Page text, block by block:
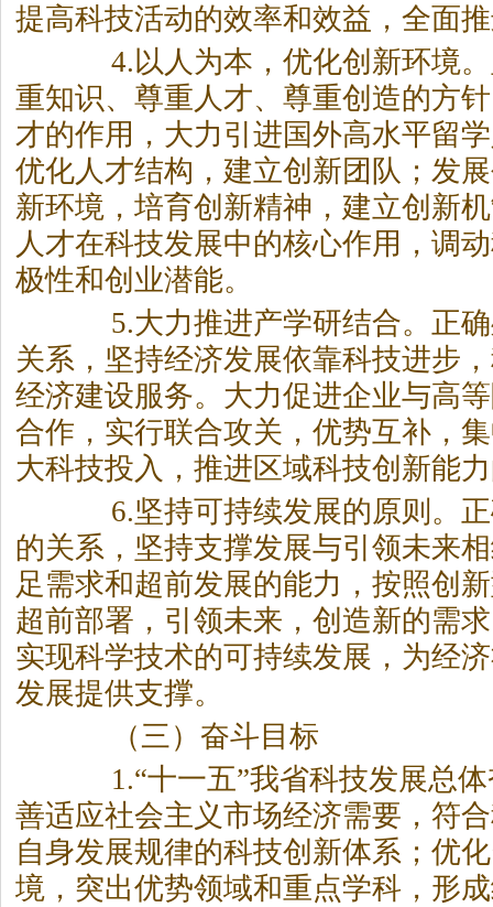
提高科技活动的效率和效益，全面
4.以人为本，优化创新环境。
重知识、尊重人才、尊重创造的方
才的作用，大力引进国外高水平留
优化人才结构，建立创新团队；发
新环境，培育创新精神，建立创新
人才在科技发展中的核心作用，调
极性和创业潜能。
5.大力推进产学研结合。正确
关系，坚持经济发展依靠科技进步
经济建设服务。大力促进企业与高
合作，实行联合攻关，优势互补，
大科技投入，推进区域科技创新能
6.坚持可持续发展的原则。正
的关系，坚持支撑发展与引领未来
足需求和超前发展的能力，按照创
超前部署，引领未来，创造新的需
实现科学技术的可持续发展，为经
发展提供支撑。
（三）奋斗目标
1.“十一五”我省科技发展总体
善适应社会主义市场经济需要，符
自身发展规律的科技创新体系；优
境，突出优势领域和重点学科，形